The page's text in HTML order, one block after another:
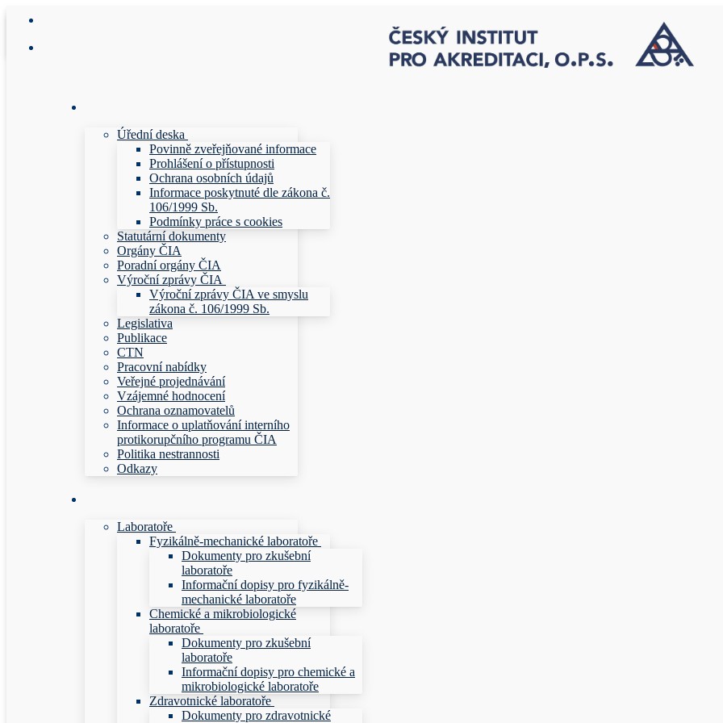
Přeskočit
obsah
Menu
Zavřeno
Úřední deska
Povinně zveřejňované informace
Prohlášení o přístupnosti
Ochrana osobních údajů
Informace poskytnuté dle zákona č.
106/1999 Sb.
Podmínky práce s cookies
Statutární dokumenty
Orgány ČIA
Poradní orgány ČIA
Výroční zprávy ČIA
Výroční zprávy ČIA ve smyslu
zákona č. 106/1999 Sb.
Legislativa
Publikace
CTN
Pracovní nabídky
Veřejné projednávání
Vzájemné hodnocení
Ochrana oznamovatelů
Informace o uplatňování interního
protikorupčního programu ČIA
Politika nestrannosti
Odkazy
Laboratoře
Fyzikálně-mechanické laboratoře
Dokumenty pro zkušební
laboratoře
Informační dopisy pro fyzikálně-
mechanické laboratoře
Chemické a mikrobiologické
laboratoře
Dokumenty pro zkušební
laboratoře
Informační dopisy pro chemické a
mikrobiologické laboratoře
Zdravotnické laboratoře
Dokumenty pro zdravotnické